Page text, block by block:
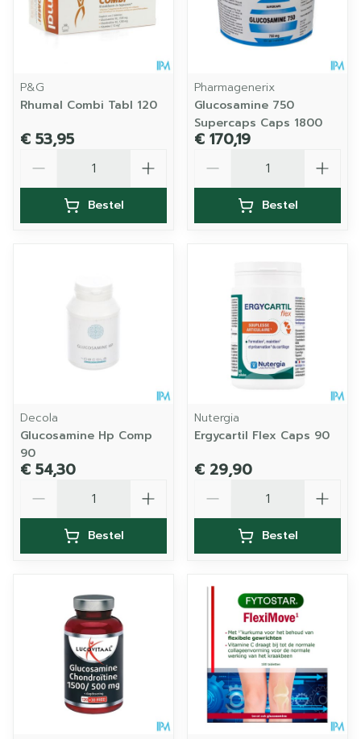
P&G
Rhumal Combi Tabl 120
€ 53,95
Bestel
Pharmagenerix
Glucosamine 750
Supercaps Caps 1800
€ 170,19
Bestel
Decola
Glucosamine Hp Comp
90
€ 54,30
Bestel
Nutergia
Ergycartil Flex Caps 90
€ 29,90
Bestel